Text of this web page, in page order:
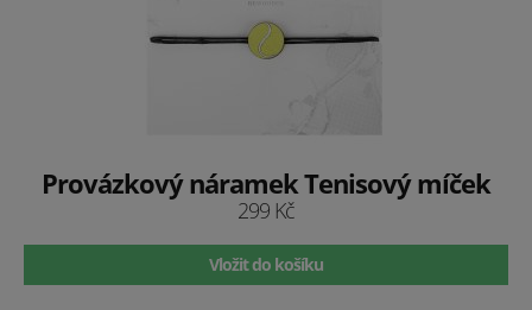
Provázkový náramek Tenisový míček
299 Kč
Vložit do košíku